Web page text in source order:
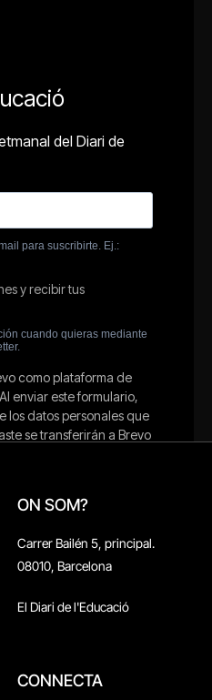
ON SOM?
Carrer Bailén 5, principal.
08010, Barcelona
El Diari de l'Educació
CONNECTA